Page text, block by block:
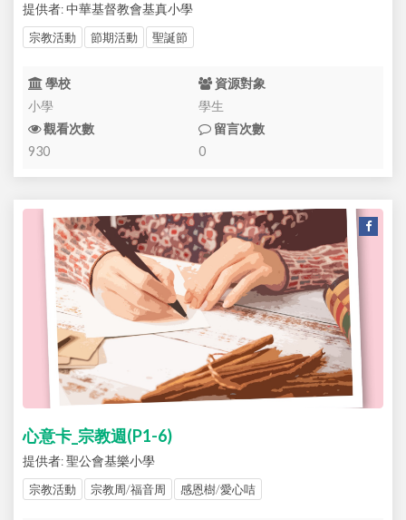
提供者: 中華基督教會基真小學
宗教活動 節期活動 聖誕節
學校
小學
資源對象
學生
觀看次數
930
留言次數
0
心意卡_宗教週(P1-6)
提供者: 聖公會基樂小學
宗教活動 宗教周/福音周 感恩樹/愛心咭